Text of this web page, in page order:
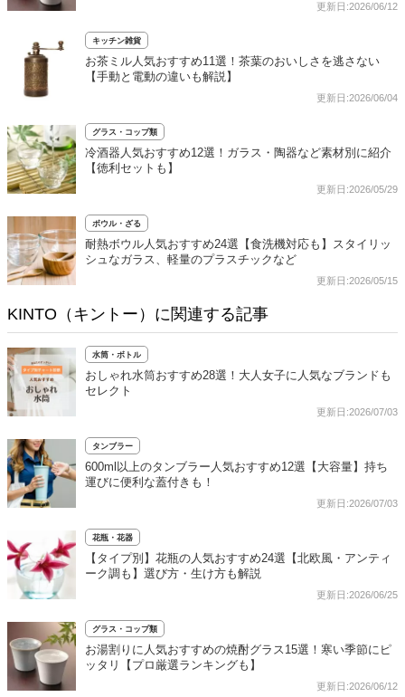
更新日:2026/06/12
キッチン雑貨
お茶ミル人気おすすめ11選！茶葉のおいしさを逃さない
【手動と電動の違いも解説】
更新日:2026/06/04
グラス・コップ類
冷酒器人気おすすめ12選！ガラス・陶器など素材別に紹介
【徳利セットも】
更新日:2026/05/29
ボウル・ざる
耐熱ボウル人気おすすめ24選【食洗機対応も】スタイリッ
シュなガラス、軽量のプラスチックなど
更新日:2026/05/15
KINTO（キントー）に関連する記事
水筒・ボトル
おしゃれ水筒おすすめ28選！大人女子に人気なブランドも
セレクト
更新日:2026/07/03
タンブラー
600ml以上のタンブラー人気おすすめ12選【大容量】持ち
運びに便利な蓋付きも！
更新日:2026/07/03
花瓶・花器
【タイプ別】花瓶の人気おすすめ24選【北欧風・アンティ
ーク調も】選び方・生け方も解説
更新日:2026/06/25
グラス・コップ類
お湯割りに人気おすすめの焼酎グラス15選！寒い季節にピ
ッタリ【プロ厳選ランキングも】
更新日:2026/06/12